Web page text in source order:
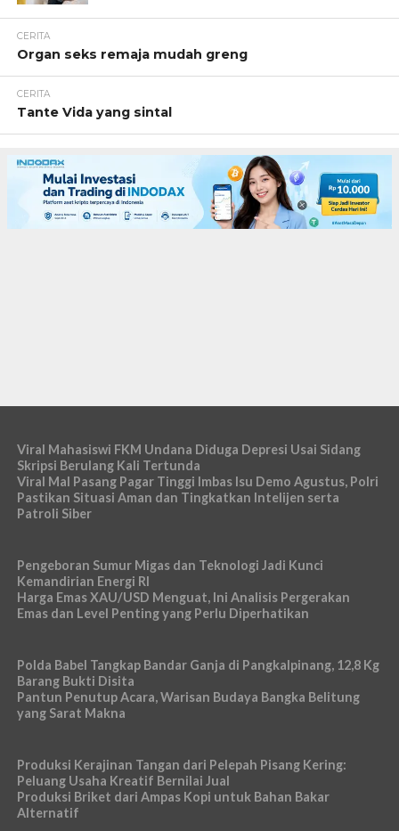
CERITA
Organ seks remaja mudah greng
CERITA
Tante Vida yang sintal
Viral Mahasiswi FKM Undana Diduga Depresi Usai Sidang
Skripsi Berulang Kali Tertunda
Viral Mal Pasang Pagar Tinggi Imbas Isu Demo Agustus, Polri
Pastikan Situasi Aman dan Tingkatkan Intelijen serta
Patroli Siber
Pengeboran Sumur Migas dan Teknologi Jadi Kunci
Kemandirian Energi RI
Harga Emas XAU/USD Menguat, Ini Analisis Pergerakan
Emas dan Level Penting yang Perlu Diperhatikan
Polda Babel Tangkap Bandar Ganja di Pangkalpinang, 12,8 Kg
Barang Bukti Disita
Pantun Penutup Acara, Warisan Budaya Bangka Belitung
yang Sarat Makna
Produksi Kerajinan Tangan dari Pelepah Pisang Kering:
Peluang Usaha Kreatif Bernilai Jual
Produksi Briket dari Ampas Kopi untuk Bahan Bakar
Alternatif